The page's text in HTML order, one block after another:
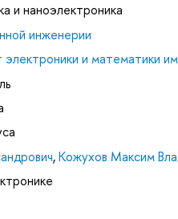
и наноэлектроника
инженерии
электроники и математики
,Кожухов Максим